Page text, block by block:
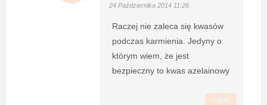
24 Października 2014 11:26
Raczej nie zaleca się kwasów
podczas karmienia. Jedyny o
którym wiem, że jest
bezpieczny to kwas azelainowy
Usuń